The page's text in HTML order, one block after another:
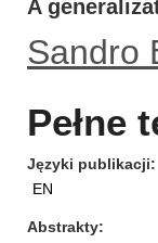
A
Sandro
Pełne
Języki publikacji
EN
Abstrakty